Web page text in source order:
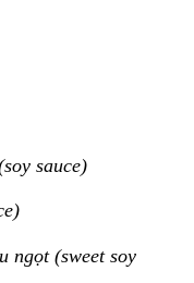
sauce)
ngọt (sweet soy